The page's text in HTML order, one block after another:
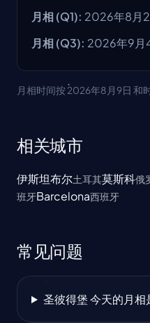
月相 (Q1): 2026年8月
月相 (Q3): 2026年9月
月相时间按 2026年8月9日 和
相关城市
伊斯坦布尔土耳其莫斯科俄
班牙Barcelona西班牙
常见问题
圣彼得堡 今天的月相